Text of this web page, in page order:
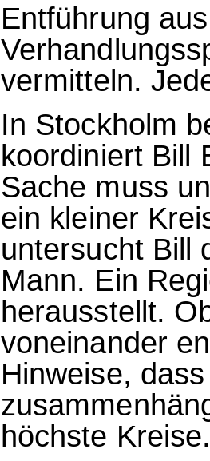
Entführung
vermitteln.
In Stockholm
koordiniert Bill
Sache muss
ein kleiner
untersucht Bill
Mann. Ein
herausstellt.
voneinander
Hinweise,
höchste